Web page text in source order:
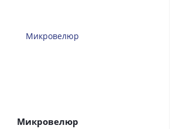
Микровелюр